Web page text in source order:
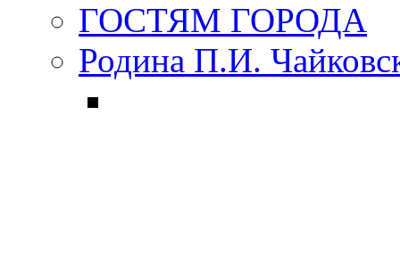
ГОСТЯМ ГОРОДА
Родина П.И.